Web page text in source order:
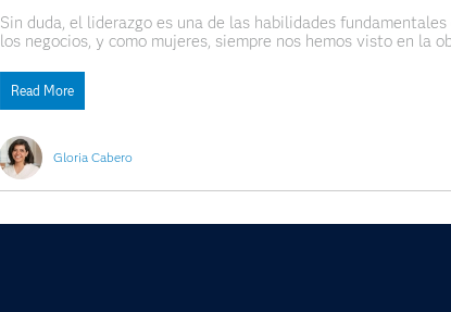
Gloria Cabero
Sin duda, el liderazgo es una de las habilidades
los negocios, y como mujeres, siempre nos hemos visto en la
Read More